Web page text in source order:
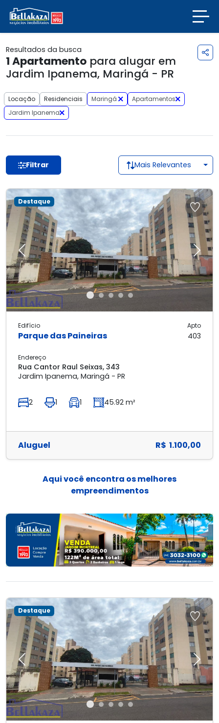
Resultados da busca
1Apartamento para alugar em
Jardim Ipanema, Maringá - PR
Locação Residenciais Maringá
Apartamentos
Jardim Ipanema
Filtrar Mais Relevantes
Previous Next
Destaque
Edifício
Parque das Paineiras
Apto
403
Endereço
Rua Cantor Raul Seixas, 343
Jardim Ipanema, Maringá - PR
2 1 1 45.92 m²
Aluguel R$ 1.100,00
Aqui você encontra os melhores
empreendimentos
Previous Next
Destaque